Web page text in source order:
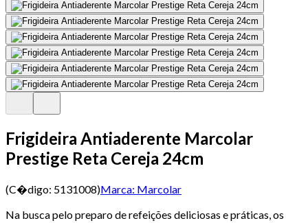
Frigideira Antiaderente Marcolar
Prestige Reta Cereja 24cm
(C�digo: 5131008)Marca: Marcolar
Na busca pelo preparo de refeições deliciosas e práticas, os